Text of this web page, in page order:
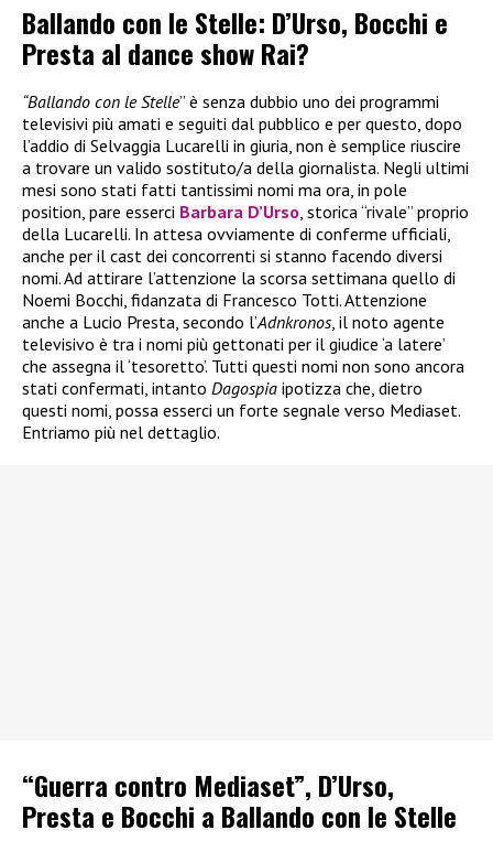
Ballando con le Stelle: D’Urso, Bocchi e
Presta al dance show Rai?
“Ballando con le Stelle” è senza dubbio uno dei programmi
televisivi più amati e seguiti dal pubblico e per questo, dopo
l’addio di Selvaggia Lucarelli in giuria, non è semplice riuscire
a trovare un valido sostituto/a della giornalista. Negli ultimi
mesi sono stati fatti tantissimi nomi ma ora, in pole
position, pare esserci Barbara D’Urso , storica “rivale” proprio
della Lucarelli. In attesa ovviamente di conferme ufficiali,
anche per il cast dei concorrenti si stanno facendo diversi
nomi. Ad attirare l’attenzione la scorsa settimana quello di
Noemi Bocchi, fidanzata di Francesco Totti. Attenzione
anche a Lucio Presta, secondo l’Adnkronos, il noto agente
televisivo è tra i nomi più gettonati per il giudice ‘a latere’
che assegna il ‘tesoretto’. Tutti questi nomi non sono ancora
stati confermati, intanto Dagospia ipotizza che, dietro
questi nomi, possa esserci un forte segnale verso Mediaset.
Entriamo più nel dettaglio.
“Guerra contro Mediaset”, D’Urso,
Presta e Bocchi a Ballando con le Stelle